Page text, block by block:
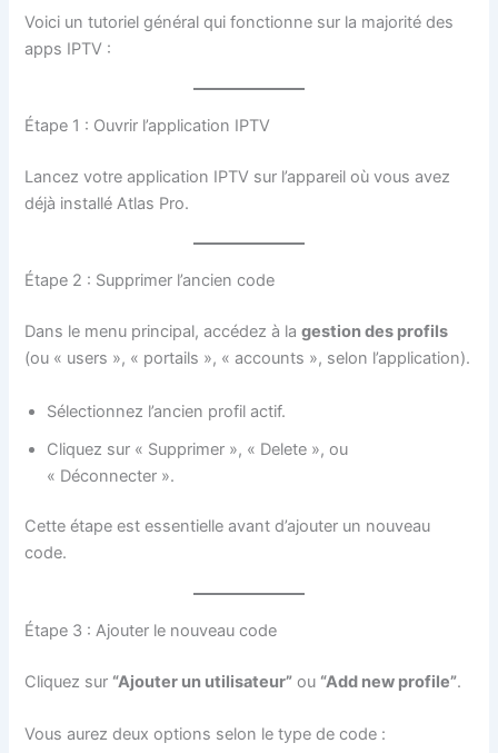
Voici un tutoriel général qui fonctionne sur la majorité des
apps IPTV :
Étape 1 : Ouvrir l’application IPTV
Lancez votre application IPTV sur l’appareil où vous avez
déjà installé Atlas Pro.
Étape 2 : Supprimer l’ancien code
Dans le menu principal, accédez à lagestion des profils
(ou « users », « portails », « accounts », selon l’application).
Sélectionnez l’ancien profil actif.
Cliquez sur « Supprimer », « Delete », ou
« Déconnecter ».
Cette étape est essentielle avant d’ajouter un nouveau
code.
Étape 3 : Ajouter le nouveau code
Cliquez sur “Ajouter un utilisateur” ou “Add new profile”.
Vous aurez deux options selon le type de code :